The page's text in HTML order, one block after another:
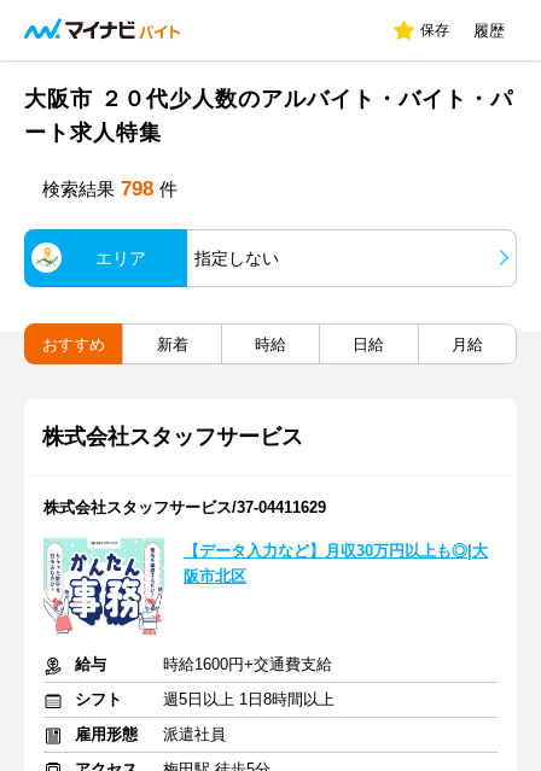
保存 履歴
大阪市 ２０代少人数のアルバイト・バイト・パ
ート求人特集
検索結果 798 件
エリア 指定しない
おすすめ 新着 時給 日給 月給
株式会社スタッフサービス
株式会社スタッフサービス/37-04411629
【データ入力など】月収30万円以上も◎|大
阪市北区
給与
時給1600円+交通費支給
シフト
週5日以上 1日8時間以上
雇用形態
派遣社員